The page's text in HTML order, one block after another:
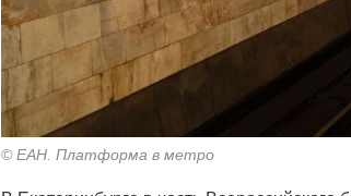
© ЕАН. Платформа в метро